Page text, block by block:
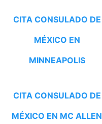
CITA CONSULADO DE
MÉXICO EN
MINNEAPOLIS
CITA CONSULADO DE
MÉXICO EN MC ALLEN